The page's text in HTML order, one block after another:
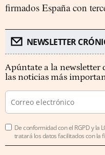
firmados España con
NEWSLETTER
Apúntate a la newsletter
las noticias más
De conformidad con el RGPD y la
tratará los datos facilitados con la